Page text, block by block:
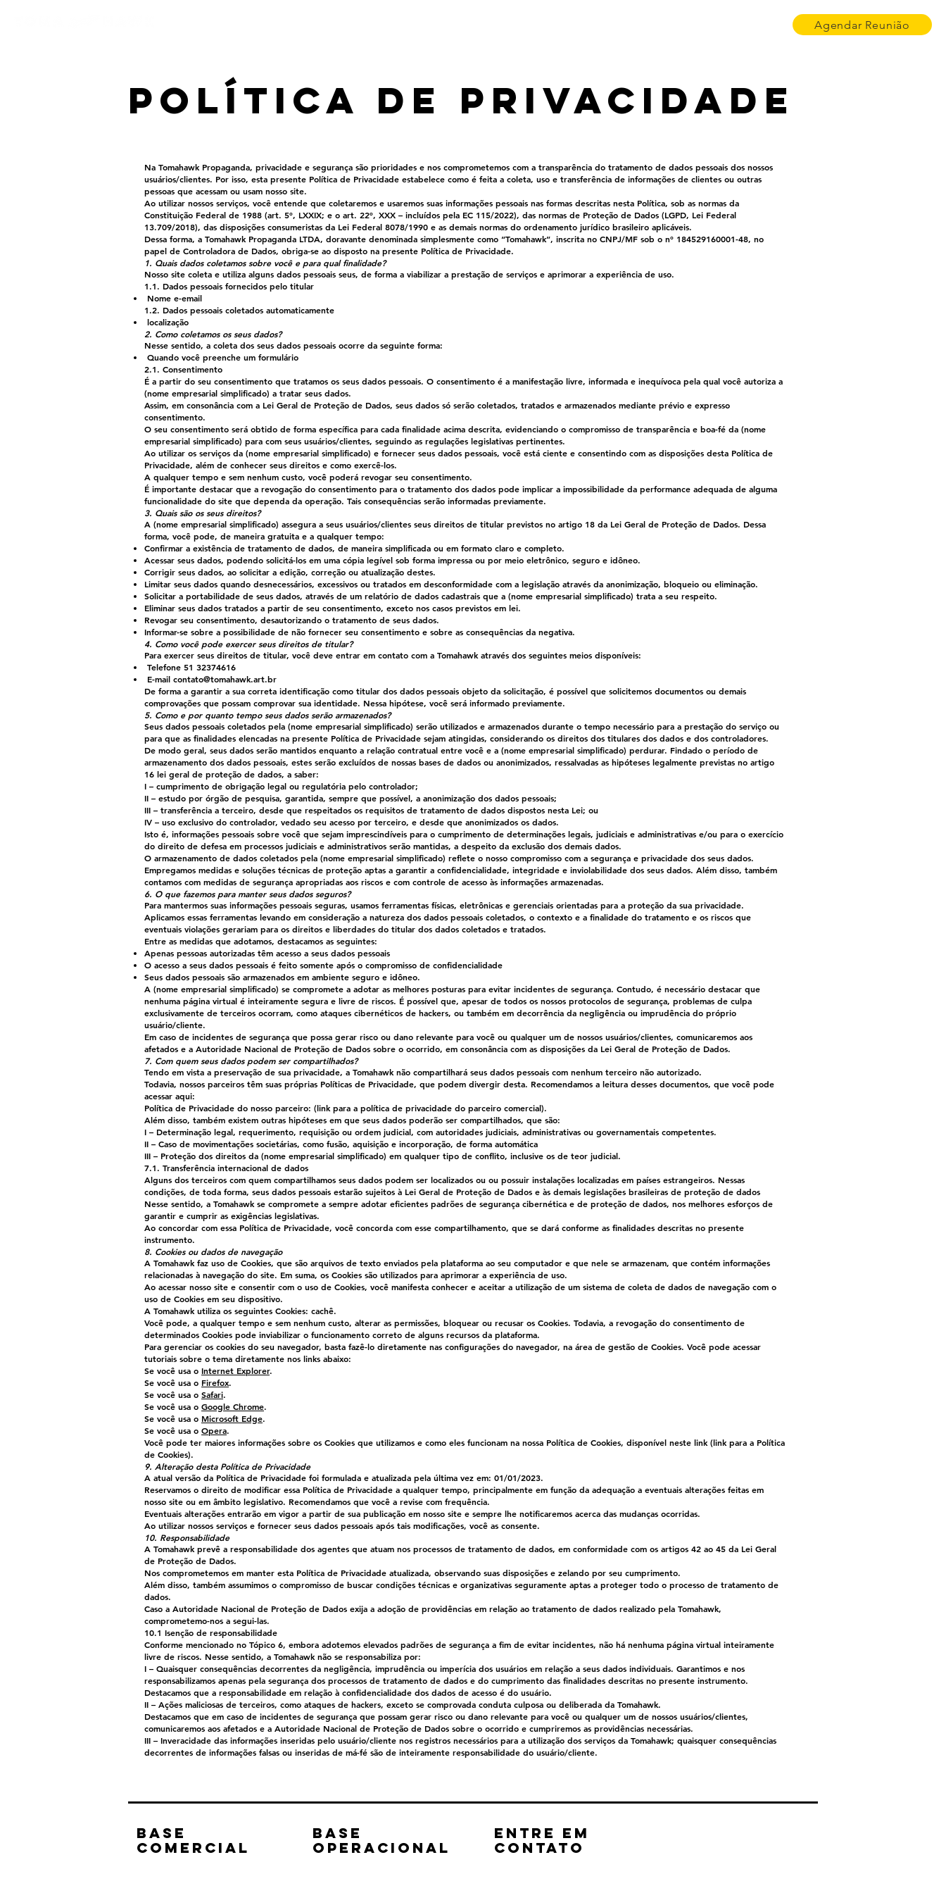
Agendar Reunião
Política de Privacidade
Na Tomahawk Propaganda, privacidade e segurança são prioridades e nos comprometemos com a transparência do tratamento de dados pessoais dos nossos
usuários/clientes. Por isso, esta presente Política de Privacidade estabelece como é feita a coleta, uso e transferência de informações de clientes ou outras
pessoas que acessam ou usam nosso site.
Ao utilizar nossos serviços, você entende que coletaremos e usaremos suas informações pessoais nas formas descritas nesta Política, sob as normas da
Constituição Federal de 1988 (art. 5º, LXXIX; e o art. 22º, XXX – incluídos pela EC 115/2022), das normas de Proteção de Dados (LGPD, Lei Federal
13.709/2018), das disposições consumeristas da Lei Federal 8078/1990 e as demais normas do ordenamento jurídico brasileiro aplicáveis.
Dessa forma, a Tomahawk Propaganda LTDA, doravante denominada simplesmente como “Tomahawk”, inscrita no CNPJ/MF sob o nº 184529160001-48, no
papel de Controladora de Dados, obriga-se ao disposto na presente Política de Privacidade.
1. Quais dados coletamos sobre você e para qual finalidade?
Nosso site coleta e utiliza alguns dados pessoais seus, de forma a viabilizar a prestação de serviços e aprimorar a experiência de uso.
1.1. Dados pessoais fornecidos pelo titular
Nome e-email
1.2. Dados pessoais coletados automaticamente
localização
2. Como coletamos os seus dados?
Nesse sentido, a coleta dos seus dados pessoais ocorre da seguinte forma:
Quando você preenche um formulário
2.1. Consentimento
É a partir do seu consentimento que tratamos os seus dados pessoais. O consentimento é a manifestação livre, informada e inequívoca pela qual você autoriza a
(nome empresarial simplificado) a tratar seus dados.
Assim, em consonância com a Lei Geral de Proteção de Dados, seus dados só serão coletados, tratados e armazenados mediante prévio e expresso
consentimento.
O seu consentimento será obtido de forma específica para cada finalidade acima descrita, evidenciando o compromisso de transparência e boa-fé da (nome
empresarial simplificado) para com seus usuários/clientes, seguindo as regulações legislativas pertinentes.
Ao utilizar os serviços da (nome empresarial simplificado) e fornecer seus dados pessoais, você está ciente e consentindo com as disposições desta Política de
Privacidade, além de conhecer seus direitos e como exercê-los.
A qualquer tempo e sem nenhum custo, você poderá revogar seu consentimento.
É importante destacar que a revogação do consentimento para o tratamento dos dados pode implicar a impossibilidade da performance adequada de alguma
funcionalidade do site que dependa da operação. Tais consequências serão informadas previamente.
3. Quais são os seus direitos?
A (nome empresarial simplificado) assegura a seus usuários/clientes seus direitos de titular previstos no artigo 18 da Lei Geral de Proteção de Dados. Dessa
forma, você pode, de maneira gratuita e a qualquer tempo:
Confirmar a existência de tratamento de dados, de maneira simplificada ou em formato claro e completo.
Acessar seus dados, podendo solicitá-los em uma cópia legível sob forma impressa ou por meio eletrônico, seguro e idôneo.
Corrigir seus dados, ao solicitar a edição, correção ou atualização destes.
Limitar seus dados quando desnecessários, excessivos ou tratados em desconformidade com a legislação através da anonimização, bloqueio ou eliminação.
Solicitar a portabilidade de seus dados, através de um relatório de dados cadastrais que a (nome empresarial simplificado) trata a seu respeito.
Eliminar seus dados tratados a partir de seu consentimento, exceto nos casos previstos em lei.
Revogar seu consentimento, desautorizando o tratamento de seus dados.
Informar-se sobre a possibilidade de não fornecer seu consentimento e sobre as consequências da negativa.
4. Como você pode exercer seus direitos de titular?
Para exercer seus direitos de titular, você deve entrar em contato com a Tomahawk através dos seguintes meios disponíveis:
Telefone 51 32374616
E-mail contato@tomahawk.art.br
De forma a garantir a sua correta identificação como titular dos dados pessoais objeto da solicitação, é possível que solicitemos documentos ou demais
comprovações que possam comprovar sua identidade. Nessa hipótese, você será informado previamente.
5. Como e por quanto tempo seus dados serão armazenados?
Seus dados pessoais coletados pela (nome empresarial simplificado) serão utilizados e armazenados durante o tempo necessário para a prestação do serviço ou
para que as finalidades elencadas na presente Política de Privacidade sejam atingidas, considerando os direitos dos titulares dos dados e dos controladores.
De modo geral, seus dados serão mantidos enquanto a relação contratual entre você e a (nome empresarial simplificado) perdurar. Findado o período de
armazenamento dos dados pessoais, estes serão excluídos de nossas bases de dados ou anonimizados, ressalvadas as hipóteses legalmente previstas no artigo
16 lei geral de proteção de dados, a saber:
I – cumprimento de obrigação legal ou regulatória pelo controlador;
II – estudo por órgão de pesquisa, garantida, sempre que possível, a anonimização dos dados pessoais;
III – transferência a terceiro, desde que respeitados os requisitos de tratamento de dados dispostos nesta Lei; ou
IV – uso exclusivo do controlador, vedado seu acesso por terceiro, e desde que anonimizados os dados.
Isto é, informações pessoais sobre você que sejam imprescindíveis para o cumprimento de determinações legais, judiciais e administrativas e/ou para o exercício
do direito de defesa em processos judiciais e administrativos serão mantidas, a despeito da exclusão dos demais dados.
O armazenamento de dados coletados pela (nome empresarial simplificado) reflete o nosso compromisso com a segurança e privacidade dos seus dados.
Empregamos medidas e soluções técnicas de proteção aptas a garantir a confidencialidade, integridade e inviolabilidade dos seus dados. Além disso, também
contamos com medidas de segurança apropriadas aos riscos e com controle de acesso às informações armazenadas.
6. O que fazemos para manter seus dados seguros?
Para mantermos suas informações pessoais seguras, usamos ferramentas físicas, eletrônicas e gerenciais orientadas para a proteção da sua privacidade.
Aplicamos essas ferramentas levando em consideração a natureza dos dados pessoais coletados, o contexto e a finalidade do tratamento e os riscos que
eventuais violações gerariam para os direitos e liberdades do titular dos dados coletados e tratados.
Entre as medidas que adotamos, destacamos as seguintes:
Apenas pessoas autorizadas têm acesso a seus dados pessoais
O acesso a seus dados pessoais é feito somente após o compromisso de confidencialidade
Seus dados pessoais são armazenados em ambiente seguro e idôneo.
A (nome empresarial simplificado) se compromete a adotar as melhores posturas para evitar incidentes de segurança. Contudo, é necessário destacar que
nenhuma página virtual é inteiramente segura e livre de riscos. É possível que, apesar de todos os nossos protocolos de segurança, problemas de culpa
exclusivamente de terceiros ocorram, como ataques cibernéticos de hackers, ou também em decorrência da negligência ou imprudência do próprio
usuário/cliente.
Em caso de incidentes de segurança que possa gerar risco ou dano relevante para você ou qualquer um de nossos usuários/clientes, comunicaremos aos
afetados e a Autoridade Nacional de Proteção de Dados sobre o ocorrido, em consonância com as disposições da Lei Geral de Proteção de Dados.
7. Com quem seus dados podem ser compartilhados?
Tendo em vista a preservação de sua privacidade, a Tomahawk não compartilhará seus dados pessoais com nenhum terceiro não autorizado.
Todavia, nossos parceiros têm suas próprias Políticas de Privacidade, que podem divergir desta. Recomendamos a leitura desses documentos, que você pode
acessar aqui:
Política de Privacidade do nosso parceiro: (link para a política de privacidade do parceiro comercial).
Além disso, também existem outras hipóteses em que seus dados poderão ser compartilhados, que são:
I – Determinação legal, requerimento, requisição ou ordem judicial, com autoridades judiciais, administrativas ou governamentais competentes.
II – Caso de movimentações societárias, como fusão, aquisição e incorporação, de forma automática
III – Proteção dos direitos da (nome empresarial simplificado) em qualquer tipo de conflito, inclusive os de teor judicial.
7.1. Transferência internacional de dados
Alguns dos terceiros com quem compartilhamos seus dados podem ser localizados ou ou possuir instalações localizadas em países estrangeiros. Nessas
condições, de toda forma, seus dados pessoais estarão sujeitos à Lei Geral de Proteção de Dados e às demais legislações brasileiras de proteção de dados
Nesse sentido, a Tomahawk se compromete a sempre adotar eficientes padrões de segurança cibernética e de proteção de dados, nos melhores esforços de
garantir e cumprir as exigências legislativas.
Ao concordar com essa Política de Privacidade, você concorda com esse compartilhamento, que se dará conforme as finalidades descritas no presente
instrumento.
8. Cookies ou dados de navegação
A Tomahawk faz uso de Cookies, que são arquivos de texto enviados pela plataforma ao seu computador e que nele se armazenam, que contém informações
relacionadas à navegação do site. Em suma, os Cookies são utilizados para aprimorar a experiência de uso.
Ao acessar nosso site e consentir com o uso de Cookies, você manifesta conhecer e aceitar a utilização de um sistema de coleta de dados de navegação com o
uso de Cookies em seu dispositivo.
A Tomahawk utiliza os seguintes Cookies: cachê.
Você pode, a qualquer tempo e sem nenhum custo, alterar as permissões, bloquear ou recusar os Cookies. Todavia, a revogação do consentimento de
determinados Cookies pode inviabilizar o funcionamento correto de alguns recursos da plataforma.
Para gerenciar os cookies do seu navegador, basta fazê-lo diretamente nas configurações do navegador, na área de gestão de Cookies. Você pode acessar
tutoriais sobre o tema diretamente nos links abaixo:
Se você usa o Internet Explorer.
Se você usa o Firefox.
Se você usa o Safari.
Se você usa o Google Chrome.
Se você usa o Microsoft Edge.
Se você usa o Opera.
Você pode ter maiores informações sobre os Cookies que utilizamos e como eles funcionam na nossa Política de Cookies, disponível neste link (link para a Política
de Cookies).
9. Alteração desta Política de Privacidade
A atual versão da Política de Privacidade foi formulada e atualizada pela última vez em: 01/01/2023.
Reservamos o direito de modificar essa Política de Privacidade a qualquer tempo, principalmente em função da adequação a eventuais alterações feitas em
nosso site ou em âmbito legislativo. Recomendamos que você a revise com frequência.
Eventuais alterações entrarão em vigor a partir de sua publicação em nosso site e sempre lhe notificaremos acerca das mudanças ocorridas.
Ao utilizar nossos serviços e fornecer seus dados pessoais após tais modificações, você as consente.
10. Responsabilidade
A Tomahawk prevê a responsabilidade dos agentes que atuam nos processos de tratamento de dados, em conformidade com os artigos 42 ao 45 da Lei Geral
de Proteção de Dados.
Nos comprometemos em manter esta Política de Privacidade atualizada, observando suas disposições e zelando por seu cumprimento.
Além disso, também assumimos o compromisso de buscar condições técnicas e organizativas seguramente aptas a proteger todo o processo de tratamento de
dados.
Caso a Autoridade Nacional de Proteção de Dados exija a adoção de providências em relação ao tratamento de dados realizado pela Tomahawk,
comprometemo-nos a segui-las.
10.1 Isenção de responsabilidade
Conforme mencionado no Tópico 6, embora adotemos elevados padrões de segurança a fim de evitar incidentes, não há nenhuma página virtual inteiramente
livre de riscos. Nesse sentido, a Tomahawk não se responsabiliza por:
I – Quaisquer consequências decorrentes da negligência, imprudência ou imperícia dos usuários em relação a seus dados individuais. Garantimos e nos
responsabilizamos apenas pela segurança dos processos de tratamento de dados e do cumprimento das finalidades descritas no presente instrumento.
Destacamos que a responsabilidade em relação à confidencialidade dos dados de acesso é do usuário.
II – Ações maliciosas de terceiros, como ataques de hackers, exceto se comprovada conduta culposa ou deliberada da Tomahawk.
Destacamos que em caso de incidentes de segurança que possam gerar risco ou dano relevante para você ou qualquer um de nossos usuários/clientes,
comunicaremos aos afetados e a Autoridade Nacional de Proteção de Dados sobre o ocorrido e cumpriremos as providências necessárias.
III – Inveracidade das informações inseridas pelo usuário/cliente nos registros necessários para a utilização dos serviços da Tomahawk; quaisquer consequências
decorrentes de informações falsas ou inseridas de má-fé são de inteiramente responsabilidade do usuário/cliente.
Base
comercial
Base
Operacional
Entre em
CONTATO